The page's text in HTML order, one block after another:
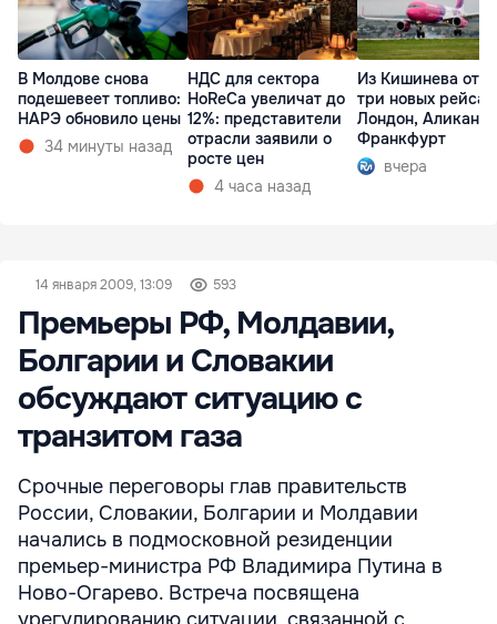
В Молдове снова
подешевеет топливо:
НАРЭ обновило цены
34 минуты назад
НДС для сектора
HoReCa увеличат до
12%: представители
отрасли заявили о
росте цен
4 часа назад
Из Кишинева
три новых рейса
Лондон,
Франкфурт
вчера
14 января 2009, 13:09 593
Премьеры РФ, Молдавии,
Болгарии и Словакии
обсуждают ситуацию с
транзитом газа
Срочные переговоры глав правительств
России, Словакии, Болгарии и Молдавии
начались в подмосковной резиденции
премьер-министра РФ Владимира Путина в
Ново-Огарево. Встреча посвящена